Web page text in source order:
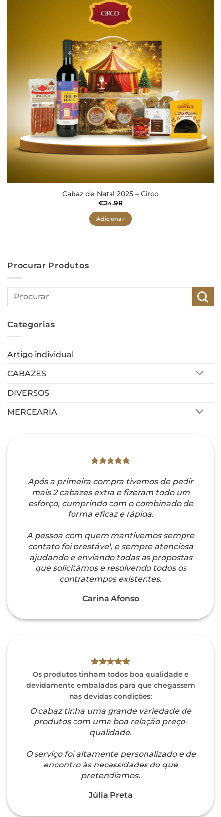
Cabaz de Natal 2025 – Circo
€24.98
Adicionar
Procurar Produtos
Pesquisar
Categorias
Artigo individual
CABAZES
DIVERSOS
MERCEARIA
Após a primeira compra tivemos de pedir
mais 2 cabazes extra e fizeram todo um
esforço, cumprindo com o combinado de
forma eficaz e rápida.
A pessoa com quem mantivemos sempre
contato foi prestável, e sempre atenciosa
ajudando e enviando todas as propostas
que solicitámos e resolvendo todos os
contratempos existentes.
Carina Afonso
Os produtos tinham todos boa qualidade e
devidamente embalados para que chegassem
nas devidas condições;
O cabaz tinha uma grande variedade de
produtos com uma boa relação preço-
qualidade.
O serviço foi altamente personalizado e de
encontro às necessidades do que
pretendíamos.
Júlia Preta